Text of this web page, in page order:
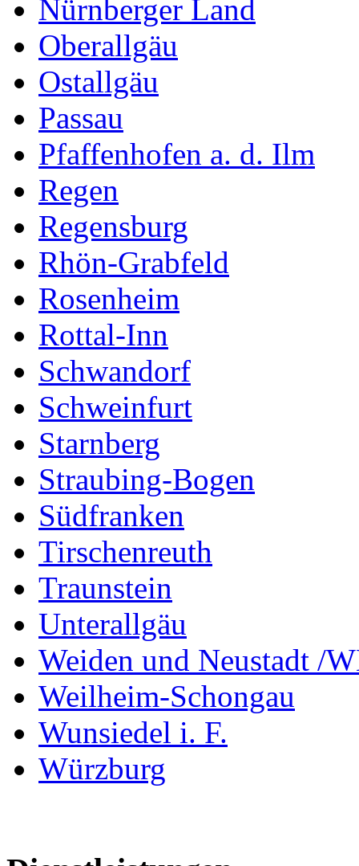
Nürnberger Land
Oberallgäu
Ostallgäu
Passau
Pfaffenhofen a. d. Ilm
Regen
Regensburg
Rhön-Grabfeld
Rosenheim
Rottal-Inn
Schwandorf
Schweinfurt
Starnberg
Straubing-Bogen
Südfranken
Tirschenreuth
Traunstein
Unterallgäu
Weiden und Neustadt /
Weilheim-Schongau
Wunsiedel i. F.
Würzburg